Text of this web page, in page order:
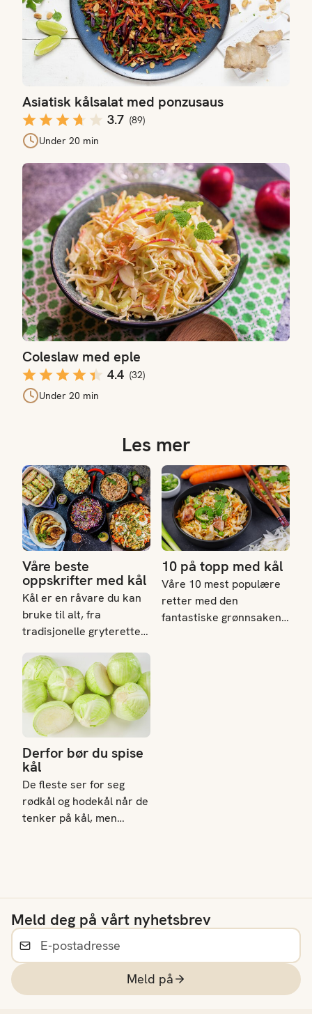
Asiatisk kålsalat med ponzusaus
3.7 (89)
Under 20 min
Coleslaw med eple
4.4 (32)
Under 20 min
Coleslaw med eple
Les mer
Våre beste
oppskrifter med kål
Kål er en råvare du kan
bruke til alt, fra
tradisjonelle gryteretter
friske salater,
fermentert surkål og
moderne vegetarretter.
Mulighetene er mange,
og uansett hvordan du
tilbereder den, er kål
alltid et sunt valg.
Våre beste oppskrifter med kål
10 på topp med kål
Våre 10 mest populære
retter med den
fantastiske grønnsaken
10 på topp med kål
Derfor bør du spise
kål
De fleste ser for seg
rødkål og hodekål når de
tenker på kål, men
og mange kålsorter
egner seg både til
fermentering, grilling og
koking.
Derfor bør du spise kål
Meld deg på vårt nyhetsbrev
Meld på